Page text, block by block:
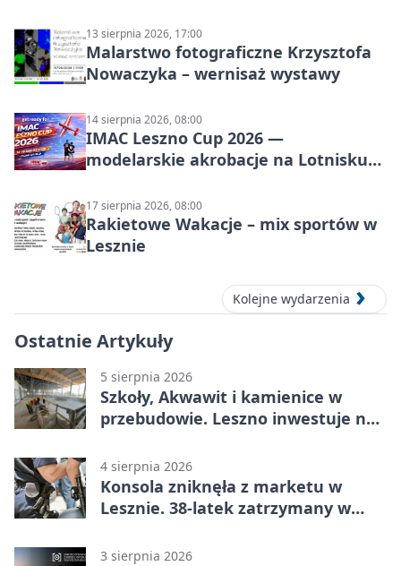
13 sierpnia 2026, 17:00
Malarstwo fotograficzne Krzysztofa
Nowaczyka – wernisaż wystawy
14 sierpnia 2026, 08:00
IMAC Leszno Cup 2026 —
modelarskie akrobacje na Lotnisku
17 sierpnia 2026, 08:00
Rakietowe Wakacje – mix sportów w
Lesznie
Kolejne wydarzenia
Ostatnie Artykuły
5 sierpnia 2026
Szkoły, Akwawit i kamienice w
przebudowie. Leszno inwestuje na
4 sierpnia 2026
Konsola zniknęła z marketu w
Lesznie. 38-latek zatrzymany w
3 sierpnia 2026